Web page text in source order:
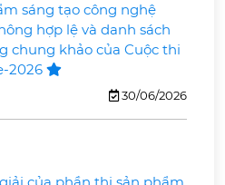
sáng tạo công nghệ
hợp lệ và danh sách
chung khảo của Cuộc thi
2026
30/06/2026